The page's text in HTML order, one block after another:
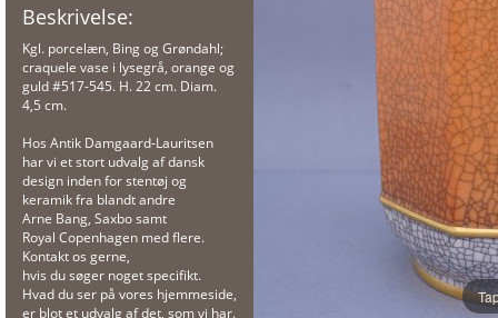
Beskrivelse:
Kgl. porcelæn, Bing og Grøndahl;
craquele vase i lysegrå, orange og
guld #517-545. H. 22 cm. Diam.
4,5 cm.
Hos Antik Damgaard-Lauritsen
har vi et stort udvalg af dansk
design inden for stentøj og
keramik fra blandt andre
Arne Bang, Saxbo samt
Royal Copenhagen med flere.
Kontakt os gerne,
hvis du søger noget specifikt.
Hvad du ser på vores hjemmeside,
er blot et udvalg af det, som vi har.